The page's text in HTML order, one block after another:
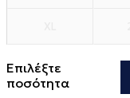
Επιλέξτε
ποσότητα